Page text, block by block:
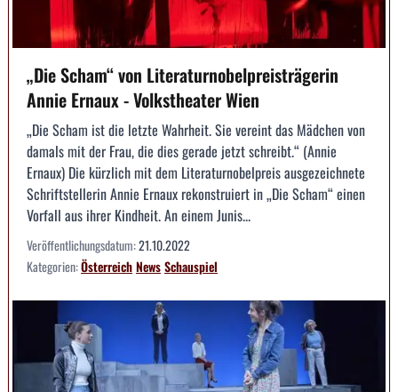
„Die Scham“ von Literaturnobelpreisträgerin
Annie Ernaux - Volkstheater Wien
„Die Scham ist die letzte Wahrheit. Sie vereint das Mädchen von
damals mit der Frau, die dies gerade jetzt schreibt.“ (Annie
Ernaux) Die kürzlich mit dem Literaturnobelpreis ausgezeichnete
Schriftstellerin Annie Ernaux rekonstruiert in „Die Scham“ einen
Vorfall aus ihrer Kindheit. An einem Junis...
Veröffentlichungsdatum:21.10.2022
Kategorien:ÖsterreichNewsSchauspiel